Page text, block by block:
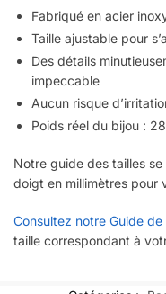
Fabriqué en acier
Taille ajustable pour
Des détails
impeccable
Aucun risque
Poids réel du bijou :
Notre guide des tailles
doigt en millimètres pour
Consultez notre Guide de
taille correspondant à